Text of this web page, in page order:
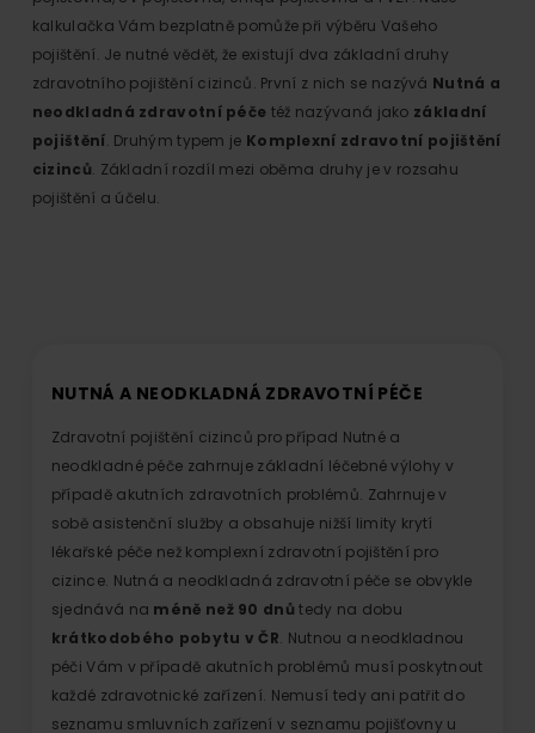
kalkulačka Vám bezplatně pomůže při výběru Vašeho
pojištění. Je nutné vědět, že existují dva základní druhy
zdravotního pojištění cizinců. První z nich se nazývá Nutná a
neodkladná zdravotní péče též nazývaná jako základní
pojištění. Druhým typem je Komplexní zdravotní pojištění
cizinců. Základní rozdíl mezi oběma druhy je v rozsahu
pojištění a účelu.
NUTNÁ A NEODKLADNÁ ZDRAVOTNÍ PÉČE
Zdravotní pojištění cizinců pro případ Nutné a
neodkladné péče zahrnuje základní léčebné výlohy v
případě akutních zdravotních problémů. Zahrnuje v
sobě asistenční služby a obsahuje nižší limity krytí
lékařské péče než komplexní zdravotní pojištění pro
cizince. Nutná a neodkladná zdravotní péče se obvykle
sjednává na méně než 90 dnů tedy na dobu
krátkodobého pobytu v ČR. Nutnou a neodkladnou
péči Vám v případě akutních problémů musí poskytnout
každé zdravotnické zařízení. Nemusí tedy ani patřit do
seznamu smluvních zařízení v seznamu pojišťovny u